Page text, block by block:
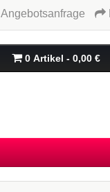
Angebotsanfrage
0 Artikel - 0,00 €